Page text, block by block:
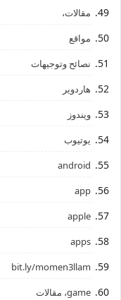
مقالات،
مواقع
نصائح وتوجيهات
هاردوير
ويندوز
يوتيوب
android
app
apple
apps
bit.ly/momen3llam
game، مقالات